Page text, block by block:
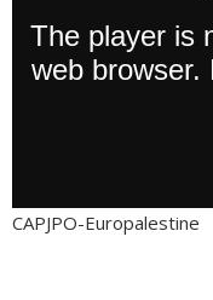
CAPJPO-Europalestine